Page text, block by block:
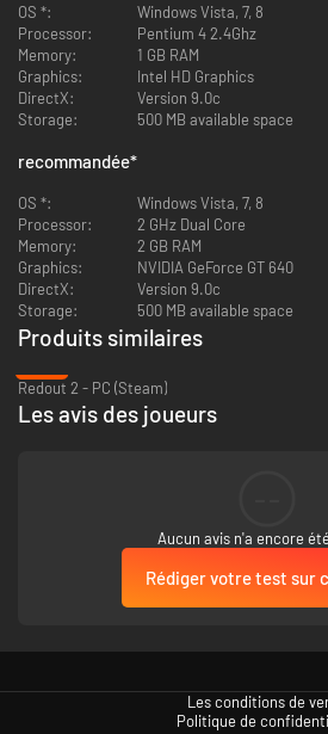
OS *:
Windows Vista, 7, 8
Processor:
Pentium 4 2.4Ghz
Memory:
1 GB RAM
Graphics:
Intel HD Graphics
DirectX:
Version 9.0c
Storage:
500 MB available space
recommandée*
OS *:
Windows Vista, 7, 8
Processor:
2 GHz Dual Core
Memory:
2 GB RAM
Graphics:
NVIDIA GeForce GT 640
DirectX:
Version 9.0c
Storage:
500 MB available space
Produits similaires
Redout 2 - PC (Steam)
Les avis des joueurs
Aucun avis n'a encore
Rédiger votre test sur
Les conditions de
Politique de